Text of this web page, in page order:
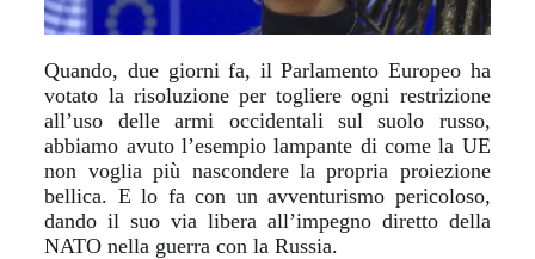
Quando, due giorni fa, il Parlamento Europeo ha
votato la risoluzione per togliere ogni restrizione
all’uso delle armi occidentali sul suolo russo,
abbiamo avuto l’esempio lampante di come la UE
non voglia più nascondere la propria proiezione
bellica. E lo fa con un avventurismo pericoloso,
dando il suo via libera all’impegno diretto della
NATO nella guerra con la Russia.